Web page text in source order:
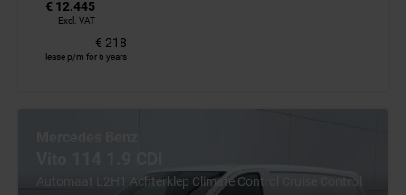
€ 12.445
Excl. VAT
€ 218
lease p/m for 6 years
Automaat L2H1 Achterklep Climate Control Cruise Control